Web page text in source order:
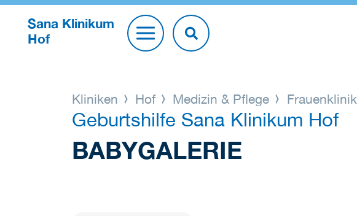
Sana Klinikum
Hof
Kliniken Hof Medizin & Pflege Frauenklinik
Geburtshilfe Sana Klinikum Hof
BABYGALERIE